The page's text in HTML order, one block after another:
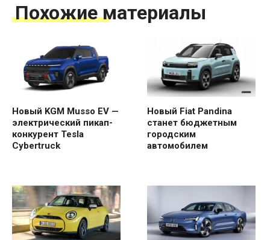
Похожие материалы
Новый KGM Musso EV —
электрический пикап-
конкурент Tesla
Cybertruck
Новый Fiat Pandina
станет бюджетным
городским
автомобилем